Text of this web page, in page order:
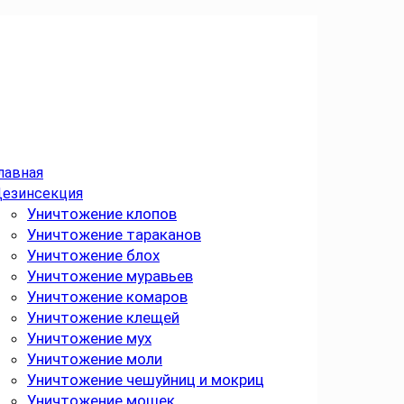
Уничтожение клопов
Уничтожение тараканов
Уничтожение блох
Уничтожение муравьев
Уничтожение комаров
Уничтожение клещей
Уничтожение мух
Уничтожение моли
Уничтожение чешуйниц и мокриц
Уничтожение мошек